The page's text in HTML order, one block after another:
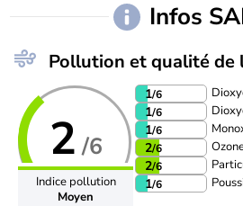
Infos
Pollution et qualité de
2 /6
Indice pollution
Moyen
1/6
1/6
1/6
2/6
2/6
1/6